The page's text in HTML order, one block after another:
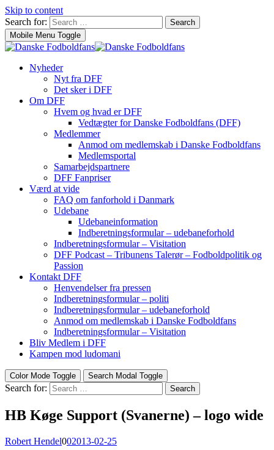
Skip to content
Search for:
Search
Mobile Menu Toggle
Nyheder
Nyt fra DFF
Det sker i DFF
Om DFF
Hvem og hvad er DFF
Vedtægter for Danske Fodboldfans (DFF)
Medlemmer
Anmod om medlemskab i Danske Fodboldfans
Medlemsportal
Samarbejdspartnere
DFF Fanpriser
Værd at vide
FAQ om fanforhold i Danmark
Udebane
Udebaneinformation
Indberetningsformular – udebaneforhold
Indberetningsformular – Visitation
DFF Podcast – Tribunens Talerør – Fodboldpolitik og
Passion
Kontakt DFF
Henvendelser fra pressen
Indberetningsformular – politi
Indberetningsformular – udebaneforhold
Anmod om medlemskab i Danske Fodboldfans
Indberetningsformular – Visitation
Bliv Medlem i DFF
Kampen mod ludomani
Color Mode Toggle Search Modal Toggle
Search for: Search
HB Køge Support (Svanerne) – logo wide
Robert Hendel002013-02-25